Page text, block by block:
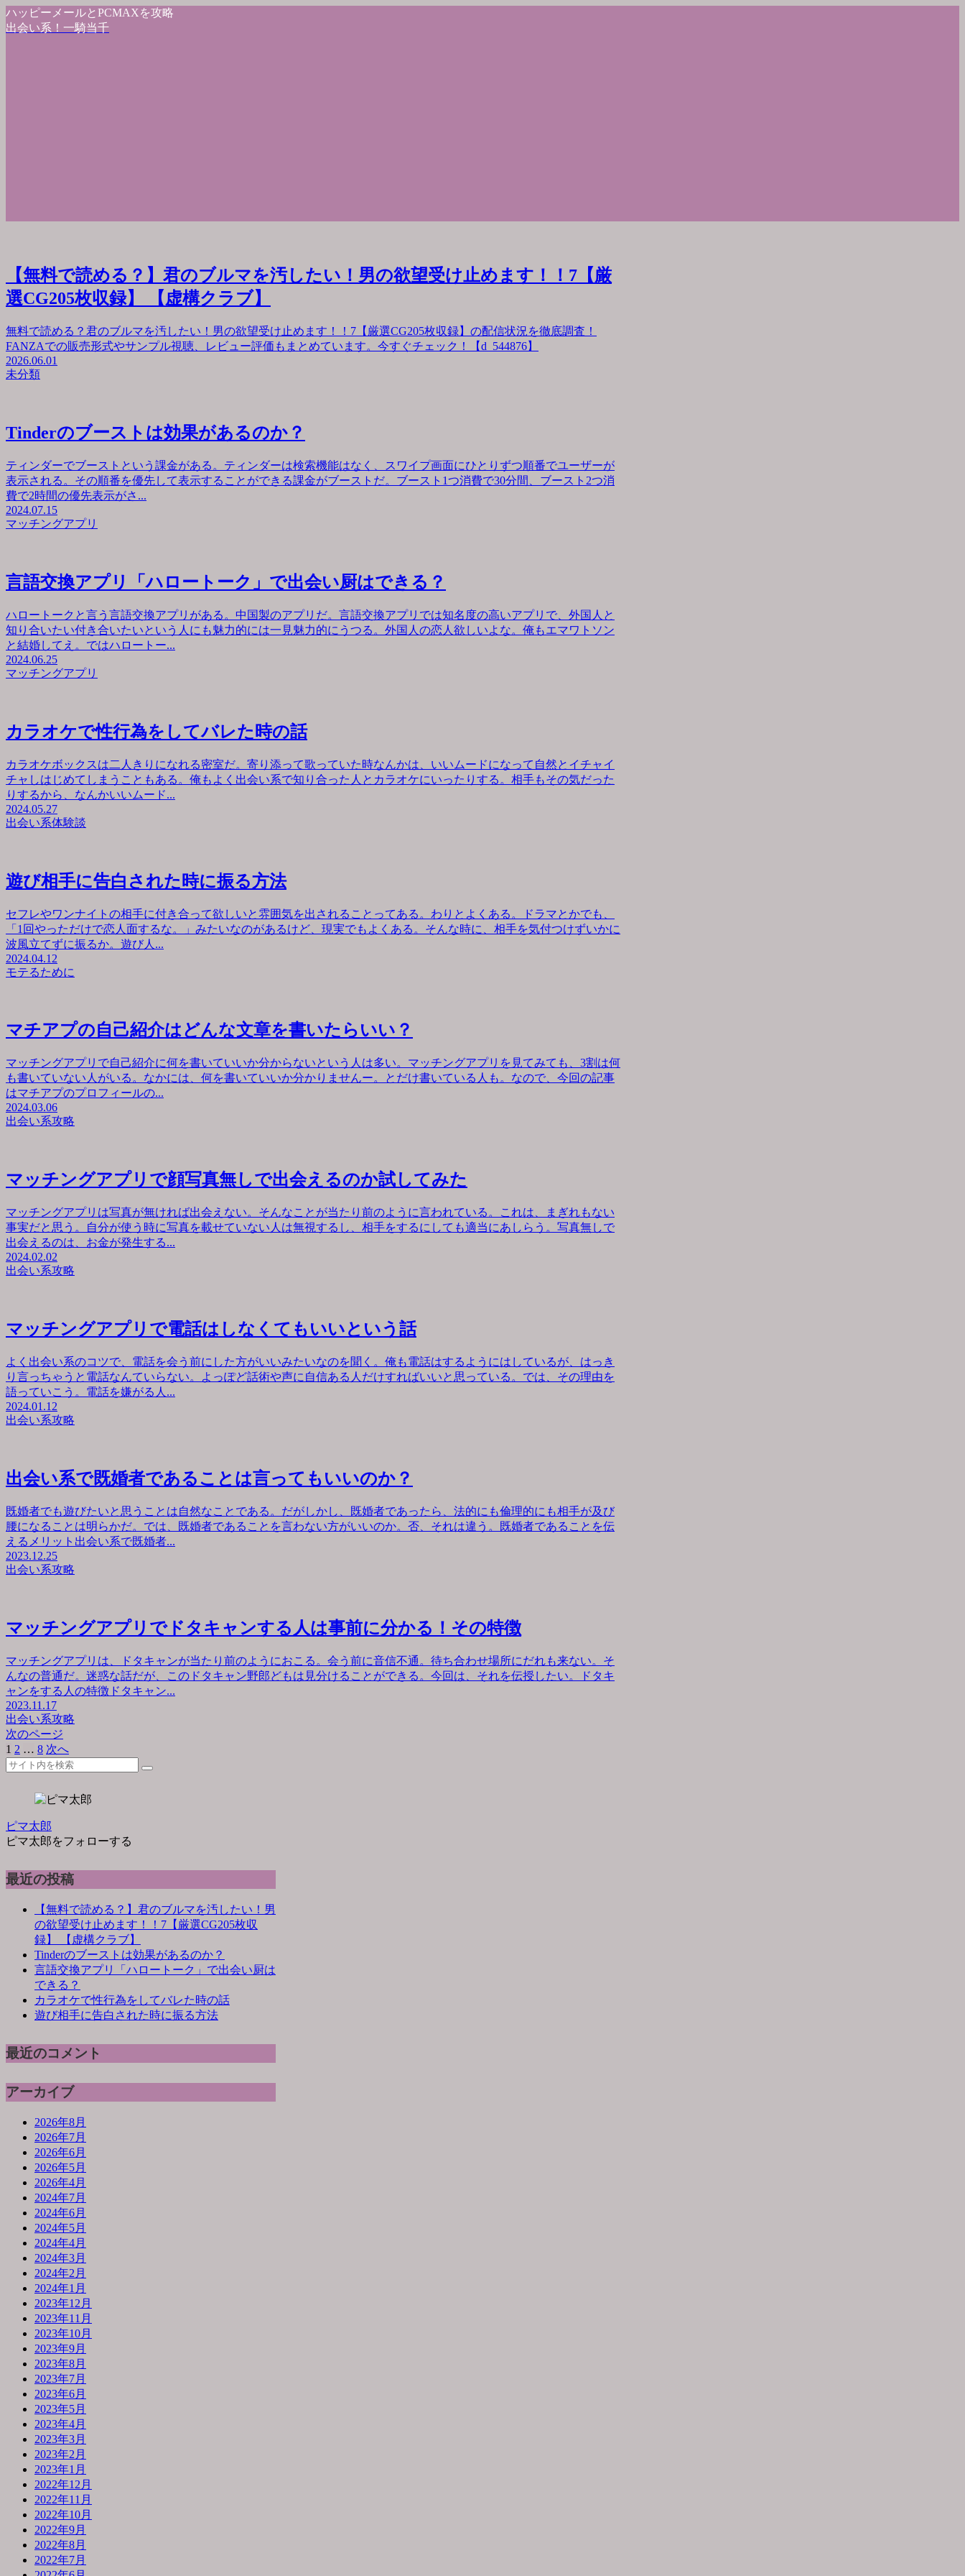
ハッピーメールとPCMAXを攻略
出会い系！一騎当千
【無料で読める？】君のブルマを汚したい！男の欲望受け止めます！！7【厳
選CG205枚収録】 【虚構クラブ】
無料で読める？君のブルマを汚したい！男の欲望受け止めます！！7【厳選CG205枚収録】の配信状況を徹底調査！
FANZAでの販売形式やサンプル視聴、レビュー評価もまとめています。今すぐチェック！【d_544876】
2026.06.01
未分類
Tinderのブーストは効果があるのか？
ティンダーでブーストという課金がある。ティンダーは検索機能はなく、スワイプ画面にひとりずつ順番でユーザーが
表示される。その順番を優先して表示することができる課金がブーストだ。ブースト1つ消費で30分間、ブースト2つ消
費で2時間の優先表示がさ...
2024.07.15
マッチングアプリ
言語交換アプリ「ハロートーク」で出会い厨はできる？
ハロートークと言う言語交換アプリがある。中国製のアプリだ。言語交換アプリでは知名度の高いアプリで、外国人と
知り合いたい付き合いたいという人にも魅力的には一見魅力的にうつる。外国人の恋人欲しいよな。俺もエマワトソン
と結婚してえ。ではハロートー...
2024.06.25
マッチングアプリ
カラオケで性行為をしてバレた時の話
カラオケボックスは二人きりになれる密室だ。寄り添って歌っていた時なんかは、いいムードになって自然とイチャイ
チャしはじめてしまうこともある。俺もよく出会い系で知り合った人とカラオケにいったりする。相手もその気だった
りするから、なんかいいムード...
2024.05.27
出会い系体験談
遊び相手に告白された時に振る方法
セフレやワンナイトの相手に付き合って欲しいと雰囲気を出されることってある。わりとよくある。ドラマとかでも、
「1回やっただけで恋人面するな。」みたいなのがあるけど、現実でもよくある。そんな時に、相手を気付つけずいかに
波風立てずに振るか。遊び人...
2024.04.12
モテるために
マチアプの自己紹介はどんな文章を書いたらいい？
マッチングアプリで自己紹介に何を書いていいか分からないという人は多い。マッチングアプリを見てみても、3割は何
も書いていない人がいる。なかには、何を書いていいか分かりませんー。とだけ書いている人も。なので、今回の記事
はマチアプのプロフィールの...
2024.03.06
出会い系攻略
マッチングアプリで顔写真無しで出会えるのか試してみた
マッチングアプリは写真が無ければ出会えない。そんなことが当たり前のように言われている。これは、まぎれもない
事実だと思う。自分が使う時に写真を載せていない人は無視するし、相手をするにしても適当にあしらう。写真無しで
出会えるのは、お金が発生する...
2024.02.02
出会い系攻略
マッチングアプリで電話はしなくてもいいという話
よく出会い系のコツで、電話を会う前にした方がいいみたいなのを聞く。俺も電話はするようにはしているが、はっき
り言っちゃうと電話なんていらない。よっぽど話術や声に自信ある人だけすればいいと思っている。では、その理由を
語っていこう。電話を嫌がる人...
2024.01.12
出会い系攻略
出会い系で既婚者であることは言ってもいいのか？
既婚者でも遊びたいと思うことは自然なことである。だがしかし、既婚者であったら、法的にも倫理的にも相手が及び
腰になることは明らかだ。では、既婚者であることを言わない方がいいのか。否、それは違う。既婚者であることを伝
えるメリット出会い系で既婚者...
2023.12.25
出会い系攻略
マッチングアプリでドタキャンする人は事前に分かる！その特徴
マッチングアプリは、ドタキャンが当たり前のようにおこる。会う前に音信不通。待ち合わせ場所にだれも来ない。そ
んなの普通だ。迷惑な話だが、このドタキャン野郎どもは見分けることができる。今回は、それを伝授したい。ドタキ
ャンをする人の特徴ドタキャン...
2023.11.17
出会い系攻略
次のページ
1 2 … 8 次へ
ピマ太郎
ピマ太郎をフォローする
最近の投稿
【無料で読める？】君のブルマを汚したい！男
の欲望受け止めます！！7【厳選CG205枚収
録】 【虚構クラブ】
Tinderのブーストは効果があるのか？
言語交換アプリ「ハロートーク」で出会い厨は
できる？
カラオケで性行為をしてバレた時の話
遊び相手に告白された時に振る方法
最近のコメント
アーカイブ
2026年8月
2026年7月
2026年6月
2026年5月
2026年4月
2024年7月
2024年6月
2024年5月
2024年4月
2024年3月
2024年2月
2024年1月
2023年12月
2023年11月
2023年10月
2023年9月
2023年8月
2023年7月
2023年6月
2023年5月
2023年4月
2023年3月
2023年2月
2023年1月
2022年12月
2022年11月
2022年10月
2022年9月
2022年8月
2022年7月